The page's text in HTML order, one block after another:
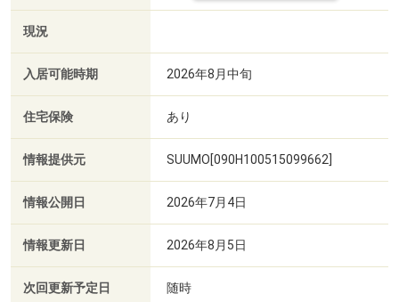
現況
入居可能時期 2026年8月中旬
住宅保険 あり
情報提供元 SUUMO[090H100515099662]
情報公開日 2026年7月4日
情報更新日 2026年8月5日
次回更新予定日 随時